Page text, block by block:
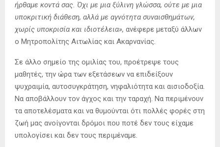
ήρθαμε κοντά σας. Όχι με μια ξύλινη γλώσσα, ούτε με μια
υποκριτική διάθεση, αλλά με αγνότητα συναισθημάτων,
χωρίς υποκρισία και ιδιοτέλεια», ανέφερε μεταξύ άλλων
ο Μητροπολίτης Αιτωλίας και Ακαρνανίας.
Σε άλλο σημείο της ομιλίας του, προέτρεψε τους
μαθητές, την ώρα των εξετάσεων να επιδείξουν
ψυχραιμία, αυτοσυγκράτηση, νηφαλιότητα και αισιοδοξία.
Να αποβάλλουν τον άγχος και την ταραχή. Να περιμένουν
τα αποτελέσματα και να θυμούνται ότι πολλές φορές στη
ζωή μας ανοίγονται δρόμοι που ποτέ δεν τους είχαμε
υπολογίσει και δεν τους περιμέναμε.